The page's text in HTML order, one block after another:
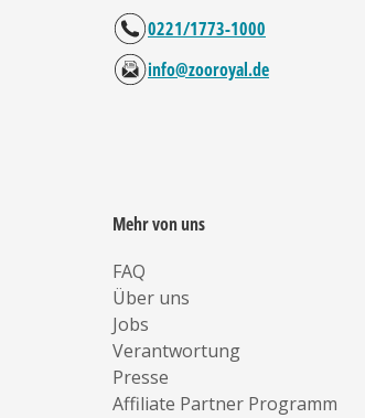
0221/1773-1000
info@zooroyal.de
Mehr von uns
FAQ
Über uns
Jobs
Verantwortung
Presse
Affiliate Partner Programm